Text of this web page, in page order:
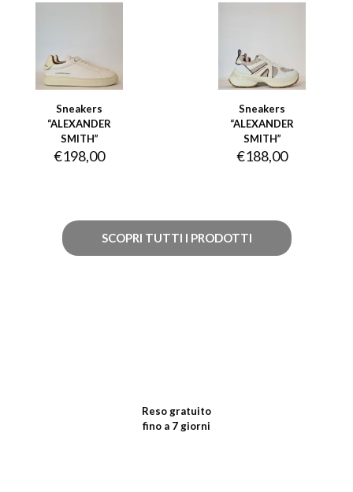
Sneakers
“ALEXANDER
SMITH”
€198,00
Sneakers
“ALEXANDER
SMITH”
€188,00
SCOPRI TUTTI I PRODOTTI
Reso gratuito
fino a 7 giorni